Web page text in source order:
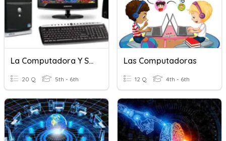
La Computadora Y Sus Partes
20 Q 5th - 6th
Las Computadoras
12 Q 4th - 6th